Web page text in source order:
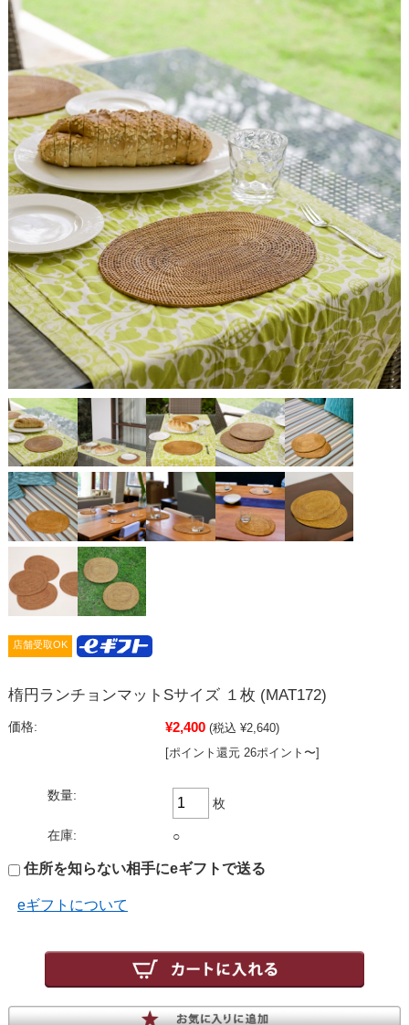
店舗受取OK
楕円ランチョンマットSサイズ １枚 (MAT172)
価格: ¥2,400 (税込 ¥2,640)
[ポイント還元 26ポイント〜]
数量:
枚
在庫: ○
住所を知らない相手にeギフトで送る
eギフトについて